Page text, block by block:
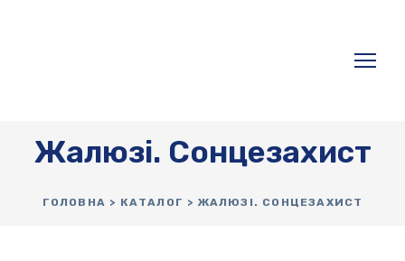
Жалюзі. Сонцезахист
ГОЛОВНА > КАТАЛОГ > ЖАЛЮЗІ. СОНЦЕЗАХИСТ